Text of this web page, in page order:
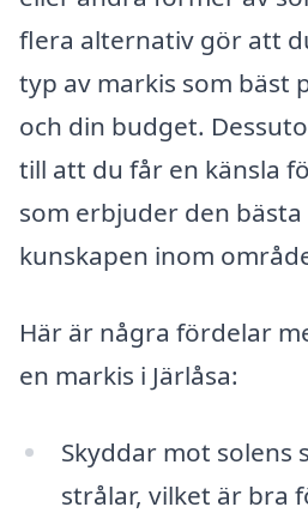
flera alternativ gör att
typ av markis som bäst
och din budget.
till att du får en känsla
som erbjuder den bästa
kunskapen inom
Här är några fördelar
en markis i Järlåsa:
Skyddar mot solens
strålar, vilket är bra